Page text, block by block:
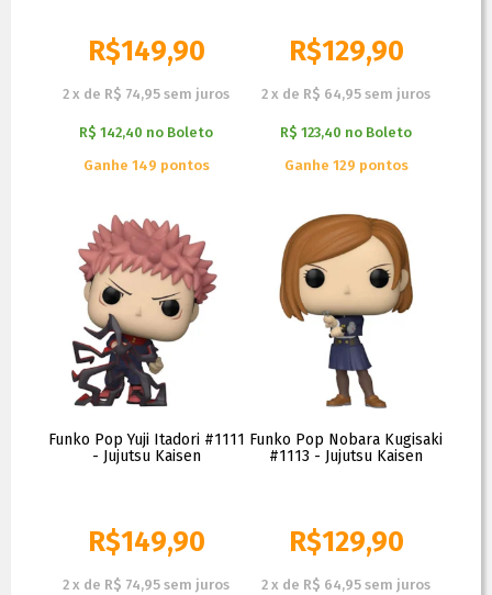
R$149,90
2 x de R$ 74,95 sem juros
R$ 142,40 no Boleto
Ganhe 149 pontos
R$129,90
2 x de R$ 64,95 sem juros
R$ 123,40 no Boleto
Ganhe 129 pontos
Funko Pop Yuji Itadori #1111
- Jujutsu Kaisen
R$149,90
2 x de R$ 74,95 sem juros
Funko Pop Nobara Kugisaki
#1113 - Jujutsu Kaisen
R$129,90
2 x de R$ 64,95 sem juros